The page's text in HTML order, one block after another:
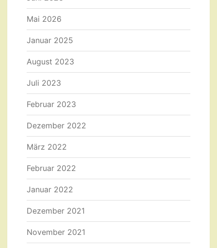
Mai 2026
Januar 2025
August 2023
Juli 2023
Februar 2023
Dezember 2022
März 2022
Februar 2022
Januar 2022
Dezember 2021
November 2021